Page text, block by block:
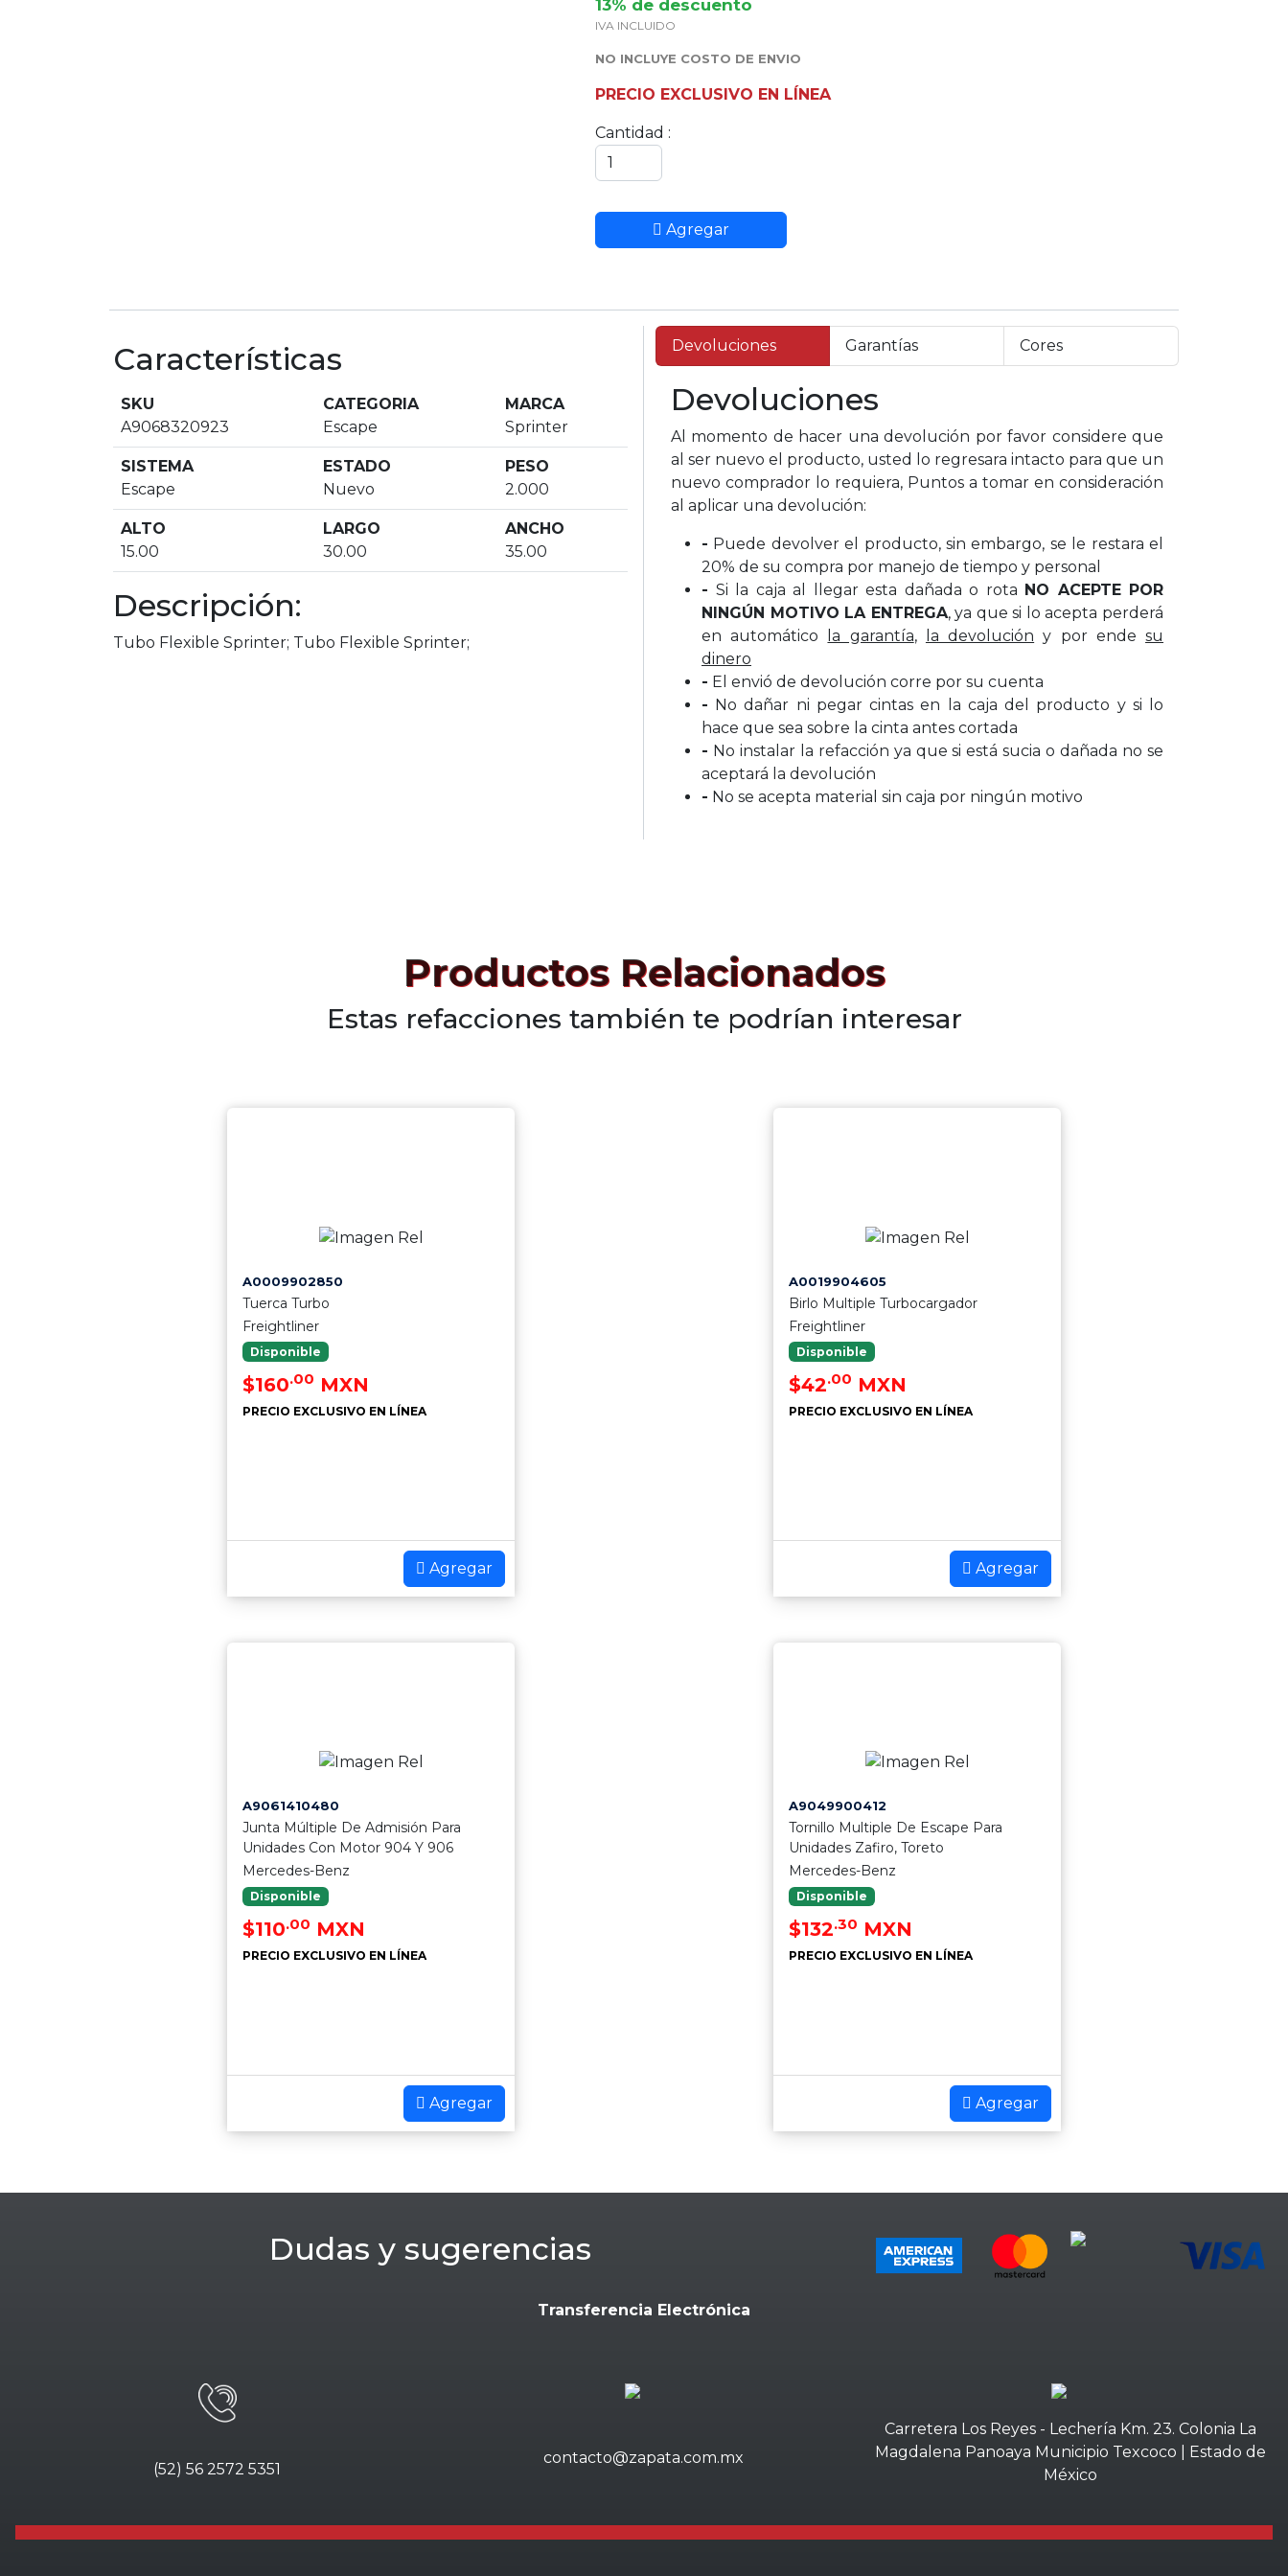
13% de descuento
IVA INCLUIDO
NO INCLUYE COSTO DE ENVIO
PRECIO EXCLUSIVO EN LÍNEA
Cantidad :
Agregar
Características
SKU
A9068320923
CATEGORIA
Escape
MARCA
Sprinter
SISTEMA
Escape
ESTADO
Nuevo
PESO
2.000
ALTO
15.00
LARGO
30.00
ANCHO
35.00
Descripción:
Tubo Flexible Sprinter; Tubo Flexible Sprinter;
Devoluciones Garantías Cores
Devoluciones
Al momento de hacer una devolución por favor considere que
al ser nuevo el producto, usted lo regresara intacto para que un
nuevo comprador lo requiera, Puntos a tomar en consideración
al aplicar una devolución:
- Puede devolver el producto, sin embargo, se le restara el
20% de su compra por manejo de tiempo y personal
- Si la caja al llegar esta dañada o rota NO ACEPTE POR
NINGÚN MOTIVO LA ENTREGA, ya que si lo acepta perderá
en automático
la garantía, la devolución y por endesu
dinero
- El envió de devolución corre por su cuenta
- No dañar ni pegar cintas en la caja del producto y si lo
hace que sea sobre la cinta antes cortada
- No instalar la refacción ya que si está sucia o dañada no se
aceptará la devolución
- No se acepta material sin caja por ningún motivo
Productos Relacionados
Estas refacciones también te podrían interesar
A0009902850
Tuerca Turbo
Freightliner
Disponible
$160.00 MXN
PRECIO EXCLUSIVO EN LÍNEA
Agregar
A0019904605
Birlo Multiple Turbocargador
Freightliner
Disponible
$42.00 MXN
PRECIO EXCLUSIVO EN LÍNEA
Agregar
A9061410480
Junta Múltiple De Admisión Para
Unidades Con Motor 904 Y 906
Mercedes-Benz
Disponible
$110.00 MXN
PRECIO EXCLUSIVO EN LÍNEA
Agregar
A9049900412
Tornillo Multiple De Escape Para
Unidades Zafiro, Toreto
Mercedes-Benz
Disponible
$132.30 MXN
PRECIO EXCLUSIVO EN LÍNEA
Agregar
Dudas y sugerencias
Transferencia Electrónica
(52) 56 2572 5351
contacto@zapata.com.mx
Carretera Los Reyes - Lechería Km. 23. Colonia La
Magdalena Panoaya Municipio Texcoco | Estado de
México